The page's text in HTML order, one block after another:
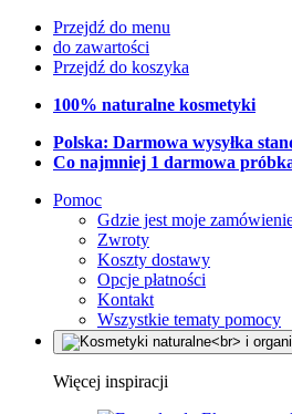
Przejdź do menu
do zawartości
Przejdź do koszyka
100% naturalne kosmetyki
Polska: Darmowa wysyłka
Co najmniej 1 darmowa
Pomoc
Gdzie jest moje
Zwroty
Koszty dostawy
Opcje płatności
Kontakt
Wszystkie tematy pomocy
Więcej inspiracji